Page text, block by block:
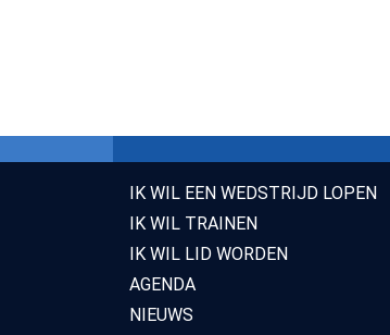
IK WIL EEN WEDSTRIJD LOPEN
IK WIL TRAINEN
IK WIL LID WORDEN
AGENDA
NIEUWS